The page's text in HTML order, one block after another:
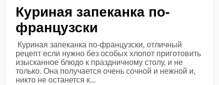
Куриная запеканка по-
французски
Куриная запеканка по-французски, отличный
рецепт если нужно без особых хлопот приготовить
изысканное блюдо к праздничному столу, и не
только. Она получается очень сочной и нежной и,
никто не останется к...